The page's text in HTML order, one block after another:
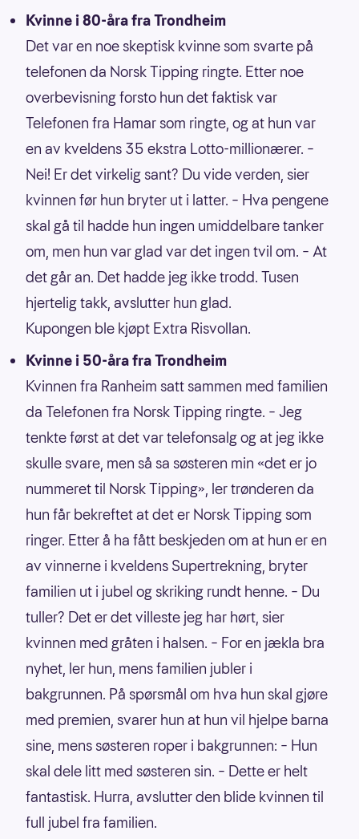
Kvinne i 80-åra fra Trondheim
Det var en noe skeptisk kvinne som svarte på
telefonen da Norsk Tipping ringte. Etter noe
overbevisning forsto hun det faktisk var
Telefonen fra Hamar som ringte, og at hun var
en av kveldens 35 ekstra Lotto-millionærer. –
Nei! Er det virkelig sant? Du vide verden, sier
kvinnen før hun bryter ut i latter. – Hva pengene
skal gå til hadde hun ingen umiddelbare tanker
om, men hun var glad var det ingen tvil om. – At
det går an. Det hadde jeg ikke trodd. Tusen
hjertelig takk, avslutter hun glad.
Kupongen ble kjøpt Extra Risvollan.
Kvinne i 50-åra fra Trondheim
Kvinnen fra Ranheim satt sammen med familien
da Telefonen fra Norsk Tipping ringte. – Jeg
tenkte først at det var telefonsalg og at jeg ikke
skulle svare, men så sa søsteren min «det er jo
nummeret til Norsk Tipping», ler trønderen da
hun får bekreftet at det er Norsk Tipping som
ringer. Etter å ha fått beskjeden om at hun er en
av vinnerne i kveldens Supertrekning, bryter
familien ut i jubel og skriking rundt henne. – Du
tuller? Det er det villeste jeg har hørt, sier
kvinnen med gråten i halsen. – For en jækla bra
nyhet, ler hun, mens familien jubler i
bakgrunnen. På spørsmål om hva hun skal gjøre
med premien, svarer hun at hun vil hjelpe barna
sine, mens søsteren roper i bakgrunnen: – Hun
skal dele litt med søsteren sin. – Dette er helt
fantastisk. Hurra, avslutter den blide kvinnen til
full jubel fra familien.